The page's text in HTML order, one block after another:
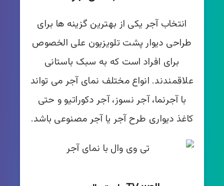
انتخاب آجر یکی از بهترین گزینه ها برای
طراحی دیوار پشت تلویزیون علی الخصوص
برای افراد است که به سبک باستانی
علاقمندند. انواع مختلف نمای آجر می تواند
با آجرنما، آجر نسوز، آجر دکوراتیو و حتی
کاغذ دیواری طرح آجر یا آجر مصنوعی باشد.